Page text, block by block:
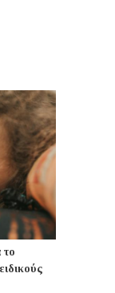
το